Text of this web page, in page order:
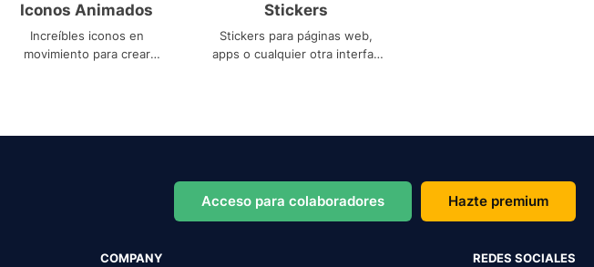
Iconos Animados
Increíbles iconos en
movimiento para crear
Stickers
Stickers para páginas web,
apps o cualquier otra interfaz
Acceso para colaboradores Hazte premium
COMPANY REDES SOCIALES